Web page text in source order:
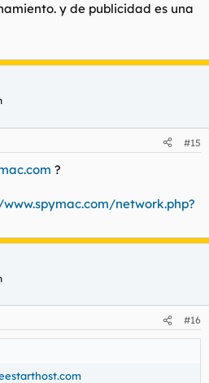
y de publicidad es una
#15
?
network.php?
#16